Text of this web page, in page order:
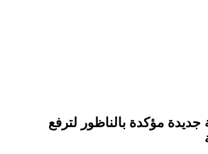
مؤكدة بالناظور لترفع